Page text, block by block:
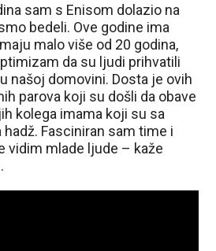
sam s Enisom dolazio na
bedeli. Ove godine ima
malo više od 20 godina,
da su ljudi prihvatili
našoj domovini. Dosta je ovih
parova koji su došli da obave
kolega imama koji su sa
Fasciniran sam time i
vidim mlade ljude – kaže